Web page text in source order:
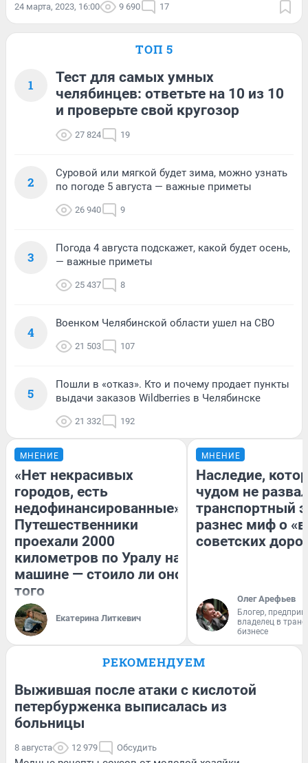
24 марта, 2023, 16:00 9 690 17
ТОП 5
1
Тест для самых умных
челябинцев: ответьте на 10 из 10
и проверьте свой кругозор
27 824 19
2
Суровой или мягкой будет зима, можно узнать
по погоде 5 августа — важные приметы
26 940 9
3
Погода 4 августа подскажет, какой будет осень,
— важные приметы
25 437 8
4
Военком Челябинской области ушел на СВО
21 503 107
5
Пошли в «отказ». Кто и почему продает пункты
выдачи заказов Wildberries в Челябинске
21 332 192
МНЕНИЕ
«Нет некрасивых
городов, есть
недофинансированные».
Путешественники
проехали 2000
километров по Уралу на
машине — стоило ли оно
того
Екатерина Литкевич
МНЕНИЕ
Наследие,
чудом не
транспортный
разнес миф о
советских
Олег Арефьев
Блогер,
владелец в
бизнесе
РЕКОМЕНДУЕМ
Выжившая после атаки с кислотой
петербурженка выписалась из
больницы
8 августа 12 979 Обсудить